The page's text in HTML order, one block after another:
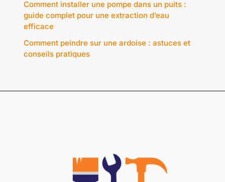
Comment installer une pompe dans un puits :
guide complet pour une extraction d’eau
efficace
Comment peindre sur une ardoise : astuces et
conseils pratiques